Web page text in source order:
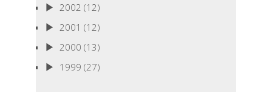
2002 (12)
2001 (12)
2000 (13)
1999 (27)